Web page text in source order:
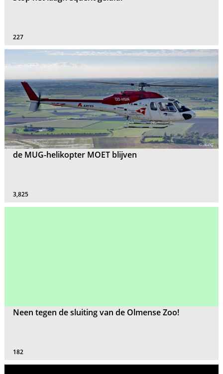
227
de MUG-helikopter MOET blijven
3,825
Neen tegen de sluiting van de Olmense Zoo!
182